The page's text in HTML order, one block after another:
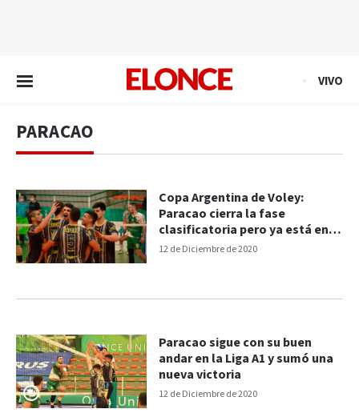
VIVO
PARACAO
12 de Diciembre de 2020
Copa Argentina de Voley:
Paracao cierra la fase
clasificatoria pero ya está en
semifinales
12 de Diciembre de 2020
Paracao sigue con su buen
andar en la Liga A1 y sumó una
nueva victoria